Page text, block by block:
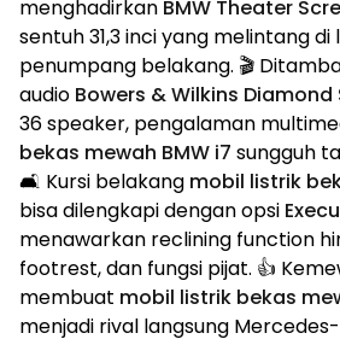
menghadirkan BMW Theater
sentuh 31,3 inci yang melintang
penumpang belakang. 🎬
audio Bowers & Wilkins
36 speaker, pengalaman
bekas mewah BMW i7 sungguh
🛋️ Kursi belakang mobil listrik
bisa dilengkapi dengan opsi
menawarkan reclining function
footrest, dan fungsi pijat. 👍
membuat mobil listrik bekas
menjadi rival langsung Mercedes-